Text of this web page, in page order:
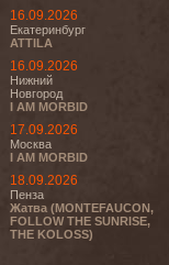
16.09.2026
Екатеринбург
ATTILA
16.09.2026
Нижний
Новгород
I AM MORBID
17.09.2026
Москва
I AM MORBID
18.09.2026
Пенза
Жатва (MONTEFAUCON,
FOLLOW THE SUNRISE,
THE KOLOSS)